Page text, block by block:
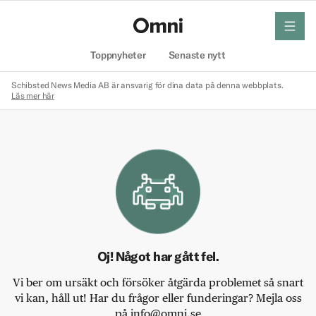
Toppnyheter Senaste nytt
meny
Schibsted News Media AB är ansvarig för dina data på denna webbplats.
Läs mer här
Oj! Något har gått fel.
Vi ber om ursäkt och försöker åtgärda problemet så snart
vi kan, håll ut! Har du frågor eller funderingar? Mejla oss